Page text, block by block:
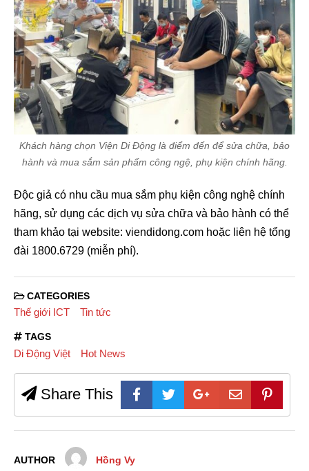
Khách hàng chọn Viện Di Động là điểm đến để sửa chữa, bảo
hành và mua sắm sản phẩm công ngệ, phụ kiện chính hãng.
Độc giả có nhu cầu mua sắm phụ kiện công nghệ chính
hãng, sử dụng các dịch vụ sửa chữa và bảo hành có thể
tham khảo tại website: viendidong.com hoặc liên hệ tổng
đài 1800.6729 (miễn phí).
CATEGORIES
Thế giới ICT Tin tức
TAGS
Di Động Việt Hot News
Share This
AUTHOR Hồng Vy